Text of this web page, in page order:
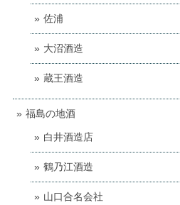
佐浦
大沼酒造
蔵王酒造
福島の地酒
白井酒造店
鶴乃江酒造
山口合名会社